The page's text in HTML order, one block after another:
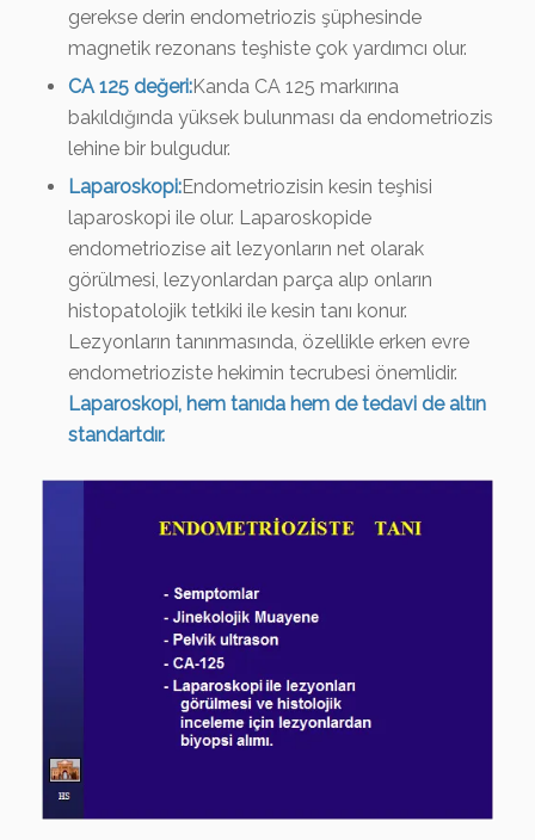
gerekse derin endometriozis şüphesinde
magnetik rezonans teşhiste çok yardımcı olur.
CA 125 değeri:Kanda CA 125 markırına
bakıldığında yüksek bulunması da endometriozis
lehine bir bulgudur.
Laparoskopi:Endometriozisin kesin teşhisi
laparoskopi ile olur. Laparoskopide
endometriozise ait lezyonların net olarak
görülmesi, lezyonlardan parça alıp onların
histopatolojik tetkiki ile kesin tanı konur.
Lezyonların tanınmasında, özellikle erken evre
endometrioziste hekimin tecrubesi önemlidir.
Laparoskopi, hem tanıda hem de tedavi de altın
standartdır.